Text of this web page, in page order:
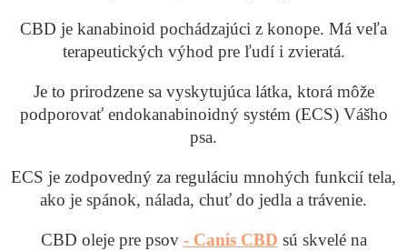
CBD je kanabinoid pochádzajúci z konope. Má veľa
terapeutických výhod pre ľudí i zvieratá.
Je to prirodzene sa vyskytujúca látka, ktorá môže
podporovať endokanabinoidný systém (ECS) Vášho
psa.
ECS je zodpovedný za reguláciu mnohých funkcií tela,
ako je spánok, nálada, chuť do jedla a trávenie.
CBD oleje pre psov - Canis CBD sú skvelé na